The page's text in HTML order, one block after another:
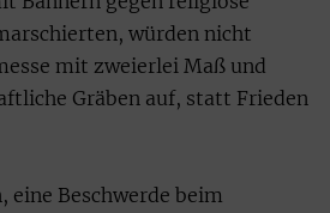
würden nicht
mit zweierlei Maß und
Gräben auf, statt Frieden
eine Beschwerde beim